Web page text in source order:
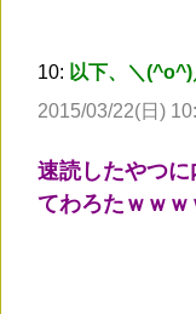
10: 以下、＼
2015/03/22(日)
速読したやつに
てわろたｗｗｗ